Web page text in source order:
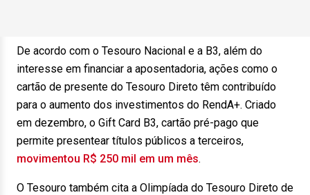
De acordo com o Tesouro Nacional e a B3, além do
interesse em financiar a aposentadoria, ações como o
cartão de presente do Tesouro Direto têm contribuído
para o aumento dos investimentos do RendA+. Criado
em dezembro, o Gift Card B3, cartão pré-pago que
permite presentear títulos públicos a terceiros,
movimentou R$ 250 mil em um mês.
O Tesouro também cita a Olimpíada do Tesouro Direto de